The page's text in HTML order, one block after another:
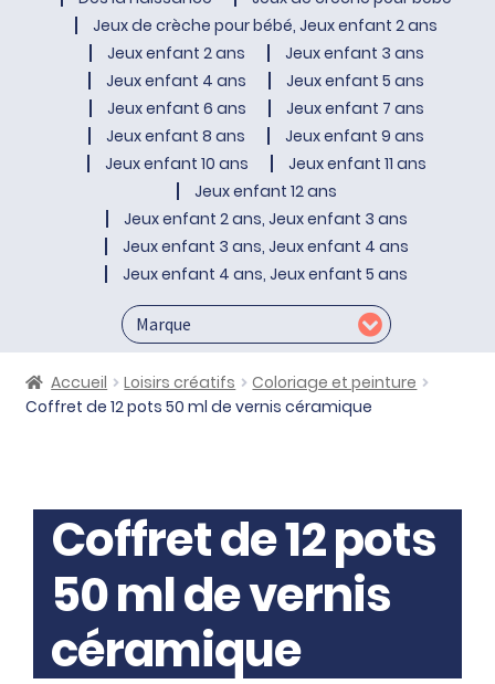
Jeux de crèche pour bébé, Jeux enfant 2 ans
Jeux enfant 2 ans
Jeux enfant 3 ans
Jeux enfant 4 ans
Jeux enfant 5 ans
Jeux enfant 6 ans
Jeux enfant 7 ans
Jeux enfant 8 ans
Jeux enfant 9 ans
Jeux enfant 10 ans
Jeux enfant 11 ans
Jeux enfant 12 ans
Jeux enfant 2 ans, Jeux enfant 3 ans
Jeux enfant 3 ans, Jeux enfant 4 ans
Jeux enfant 4 ans, Jeux enfant 5 ans
Accueil Loisirs créatifs
Coloriage et peinture
Coffret de 12 pots 50 ml de vernis céramique
Coffret de 12 pots
50 ml de vernis
céramique